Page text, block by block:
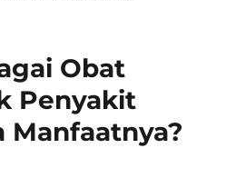
Obat
Penyakit
Manfaatnya?